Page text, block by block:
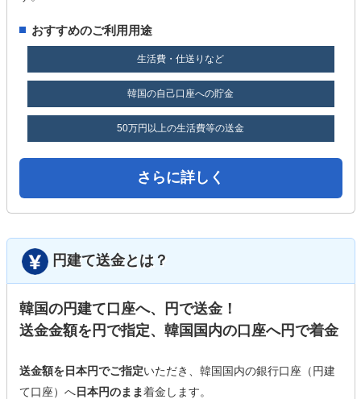
おすすめのご利用用途
生活費・仕送りなど
韓国の自己口座への貯金
50万円以上の生活費等の送金
さらに詳しく
円建て送金とは？
韓国の円建て口座へ、円で送金！
送金金額を円で指定、韓国国内の口座へ円で着金
送金額を日本円でご指定いただき、韓国国内の銀行口座（円建
て口座）へ日本円のまま着金します。